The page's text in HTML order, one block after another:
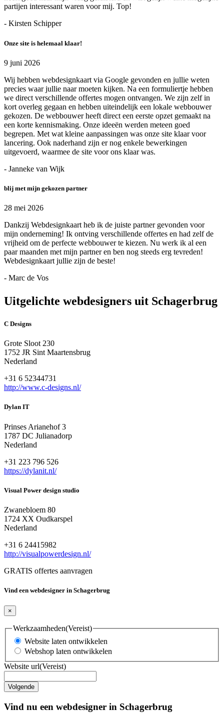
partijen interessant waren voor mij. Top!
- Kirsten Schipper
Onze site is helemaal klaar!
9 juni 2026
Wij hebben webdesignkaart via Google gevonden en jullie weten
precies waar jullie naar moeten kijken. Na een formuliertje hebben
we direct verschillende offertes mogen ontvangen. We zijn zelf in
kort overleg gegaan en hebben uiteindelijk een lokale webbouwer
gekozen. De webbouwer heeft direct een eerste opzet gemaakt na
een korte kennismaking. Onze ideeën werden meteen goed
begrepen. Met wat kleine aanpassingen was onze site klaar voor
lancering. Ook naderhand zijn er nog enkele bewerkingen
uitgevoerd, waarmee de site voor ons klaar was.
- Janneke van Wijk
blij met mijn gekozen partner
28 mei 2026
Dankzij Webdesignkaart heb ik de juiste partner gevonden voor
mijn onderneming! Ik ontving verschillende offertes en had zelf de
vrijheid om de perfecte webbouwer te kiezen. Nu werk ik al een
paar maanden met mijn partner en ben nog steeds erg tevreden!
Webdesignkaart jullie zijn de beste!
- Marc de Vos
Uitgelichte webdesigners uit Schagerbrug
C Designs
Grote Sloot 230
1752 JR Sint Maartensbrug
Nederland
+31 6 52344731
http://www.c-designs.nl/
Dylan IT
Prinses Arianehof 3
1787 DC Julianadorp
Nederland
+31 223 796 526
https://dylanit.nl/
Visual Power design studio
Zwanebloem 80
1724 XX Oudkarspel
Nederland
+31 6 24415982
http://visualpowerdesign.nl/
GRATIS offertes aanvragen
Vind een webdesigner in Schagerbrug
×
Werkzaamheden(Vereist)
Website laten ontwikkelen
Webshop laten ontwikkelen
Website url(Vereist)
Vind nu een webdesigner in Schagerbrug